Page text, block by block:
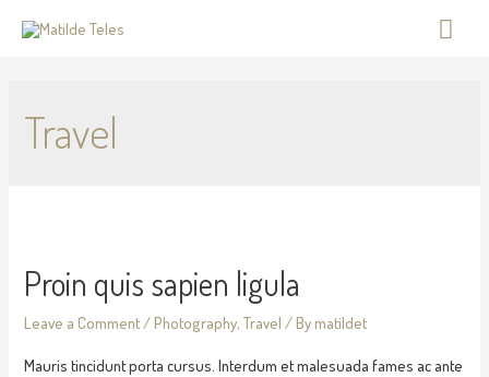
Travel
Proin quis sapien ligula
Leave a Comment/Photography,Travel / Bymatildet
Mauris tincidunt porta cursus. Interdum et malesuada fames ac ante